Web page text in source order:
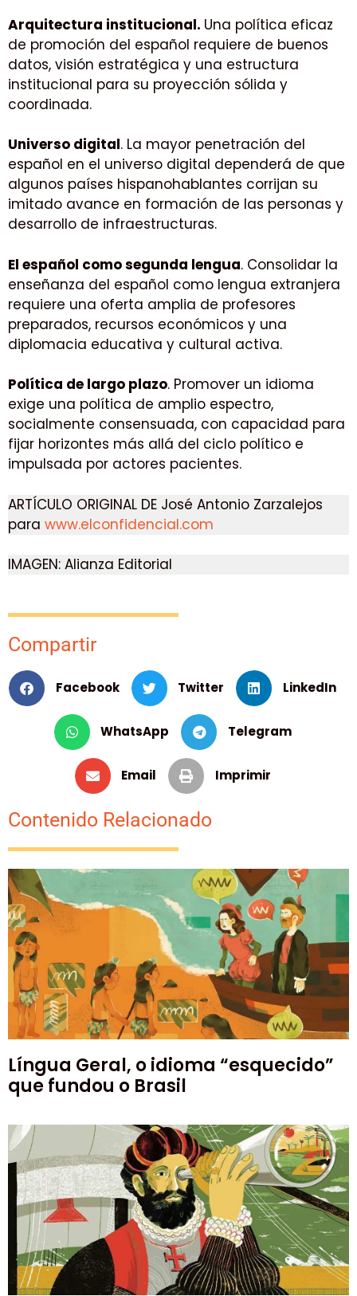
Arquitectura institucional. Una política eficaz
de promoción del español requiere de buenos
datos, visión estratégica y una estructura
institucional para su proyección sólida y
coordinada.
Universo digital. La mayor penetración del
español en el universo digital dependerá de que
algunos países hispanohablantes corrijan su
imitado avance en formación de las personas y
desarrollo de infraestructuras.
El español como segunda lengua. Consolidar la
enseñanza del español como lengua extranjera
requiere una oferta amplia de profesores
preparados, recursos económicos y una
diplomacia educativa y cultural activa.
Política de largo plazo. Promover un idioma
exige una política de amplio espectro,
socialmente consensuada, con capacidad para
fijar horizontes más allá del ciclo político e
impulsada por actores pacientes.
ARTÍCULO ORIGINAL DE José Antonio Zarzalejos
para www.elconfidencial.com
IMAGEN: Alianza Editorial
Compartir
Facebook Twitter LinkedIn
WhatsApp Telegram
Email Imprimir
Contenido Relacionado
Língua Geral, o idioma “esquecido”
que fundou o Brasil